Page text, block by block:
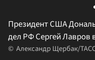
Президент США
дел РФ Сергей Лавров
Александр Щербак/